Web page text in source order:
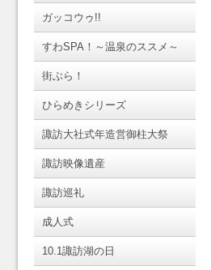
ガッコウゥ!!
すわSPA！～温泉のススメ～
街ぶら！
ひらめきシリーズ
諏訪大社式年造営御柱大祭
諏訪映像遺産
諏訪巡礼
成人式
10.1諏訪湖の日